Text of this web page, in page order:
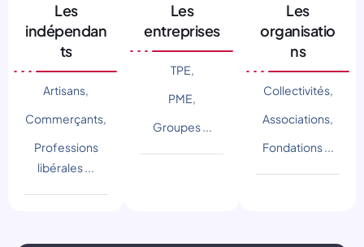
Les
indépendan
ts
Artisans,
Commerçants,
Professions
libérales ...
Les
entreprises
TPE,
PME,
Groupes ...
Les
organisatio
ns
Collectivités,
Associations,
Fondations ...